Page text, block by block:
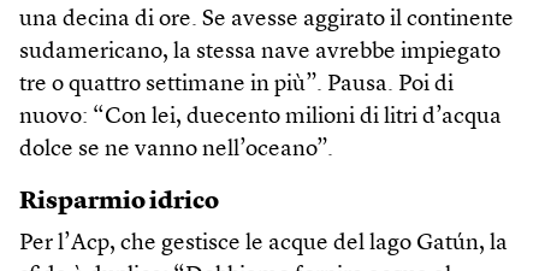
una decina di ore. Se avesse aggirato il continente
sudamericano, la stessa nave avrebbe impiegato
tre o quattro settimane in più”. Pausa. Poi di
nuovo: “Con lei, duecento milioni di litri d’acqua
dolce se ne vanno nell’oceano”.
Risparmio idrico
Per l’Acp, che gestisce le acque del lago Gatún, la